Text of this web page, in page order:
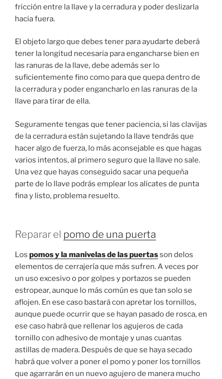
fricción entre la llave y la cerradura y poder deslizarla
hacia fuera.
El objeto largo que debes tener para ayudarte deberá
tener la longitud necesaria para engancharse bien en
las ranuras de la llave, debe además ser lo
suficientemente fino como para que quepa dentro de
la cerradura y poder engancharlo en las ranuras de la
llave para tirar de ella.
Seguramente tengas que tener paciencia, si las clavijas
de la cerradura están sujetando la llave tendrás que
hacer algo de fuerza, lo más aconsejable es que hagas
varios intentos, al primero seguro que la llave no sale.
Una vez que hayas conseguido sacar una pequeña
parte de lo llave podrás emplear los alicates de punta
fina y listo, problema resuelto.
Reparar el pomo de una puerta
Los pomos y la manivelas de las puertasson delos
elementos de cerrajería que más sufren. A veces por
un uso excesivo o por golpes y portazos se pueden
estropear, aunque lo más común es que tan solo se
aflojen. En ese caso bastará con apretar los tornillos,
aunque puede ocurrir que se hayan pasado de rosca, en
ese caso habrá que rellenar los agujeros de cada
tornillo con adhesivo de montaje y unas cuantas
astillas de madera. Después de que se haya secado
habrá que volver a poner el pomo y poner los tornillos
que agarrarán en un nuevo agujero de manera mucho